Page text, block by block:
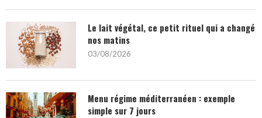
Le lait végétal, ce petit rituel qui a changé
nos matins
03/08/2026
Menu régime méditerranéen : exemple
simple sur 7 jours